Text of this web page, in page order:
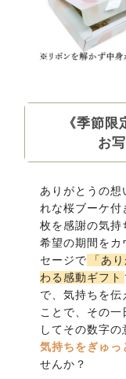
《季節
お
ありがとうの想
れな桜ブーケ付
枚を感謝の気持
希望の期間をカ
セージで
「あ
わる感動ギフト
で、気持ちを伝
ことで、その
してその数字
気持ちをぎゅっ
せんか？